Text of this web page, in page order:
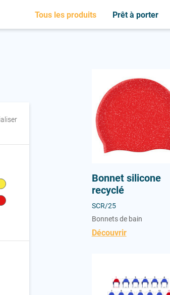
natation
Tous les produits Prêt à porter
Couches bébé nageur
L
Lunettes
P
Peignoir
Polaire
Polo
Bonnet silicone
recyclé
SCR/25
Bonnets de bain
Découvrir